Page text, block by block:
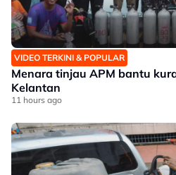
VIDEO TERKINI & POPULAR
Menara tinjau APM bantu
Kelantan
11 hours ago